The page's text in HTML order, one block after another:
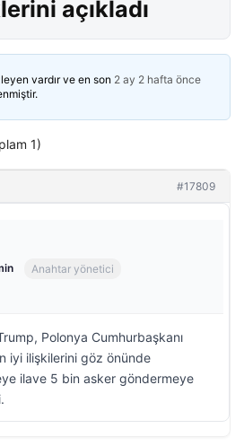
açıkladı
vardır ve en son 2 ay 2 hafta önce
1)
#17809
Anahtar yönetici
Polonya Cumhurbaşkanı
iyi ilişkilerini göz önünde
ilave 5 bin asker göndermeye